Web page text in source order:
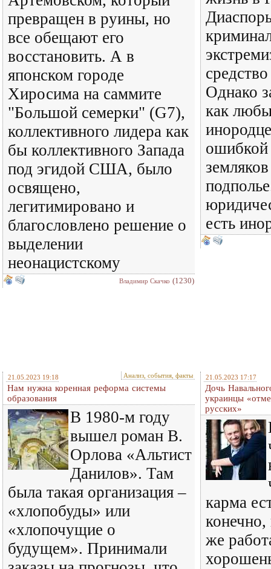
превращен в руины, но
все обещают его
восстановить. А в
японском городе
Хиросима на саммите
"Большой семерки" (G7),
коллективного лидера как
бы коллективного Запада
под эгидой США, было
освящено,
легитимировано и
благословлено решение о
выделении
неонацистскому
Владимир Скачко (1230)
Однако
как
ошибкой
есть
21.05.2023 19:18 Анализ, события, факты
Нам нужна коренная реформа системы
образования
В 1980-м году
вышел роман В.
Орлова «Альтист
Данилов». Там
была такая организация –
«хлопобуды» или
«хлопочущие о
будущем». Принимали
21.05.2023 17:17
Дочь
украинцы
русских»
карма
конечно,
же